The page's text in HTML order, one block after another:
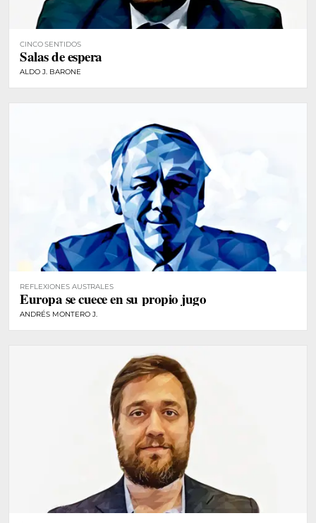
CINCO SENTIDOS
Salas de espera
ALDO J. BARONE
REFLEXIONES AUSTRALES
Europa se cuece en su propio jugo
ANDRÉS MONTERO J.